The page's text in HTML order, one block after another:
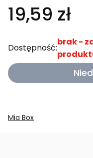
19,59 zł
Dostępność:
brak -
Mia Box